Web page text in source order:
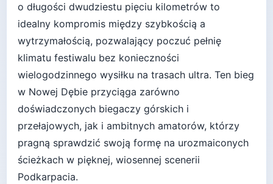
o długości dwudziestu pięciu kilometrów to
idealny kompromis między szybkością a
wytrzymałością, pozwalający poczuć pełnię
klimatu festiwalu bez konieczności
wielogodzinnego wysiłku na trasach ultra. Ten bieg
w Nowej Dębie przyciąga zarówno
doświadczonych biegaczy górskich i
przełajowych, jak i ambitnych amatorów, którzy
pragną sprawdzić swoją formę na urozmaiconych
ścieżkach w pięknej, wiosennej scenerii
Podkarpacia.